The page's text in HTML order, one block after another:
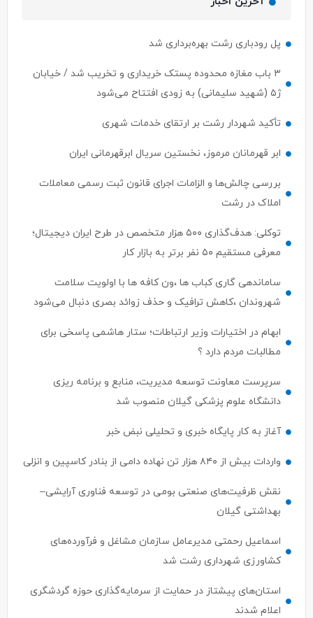
۳ باب مغازه محدوده پستک خریداری و تخریب شد / خیابان
تأکید شهردار رشت بر ارتقای خدمات شهری
ابر قهرمانان مرموز، نخستین سریال ابرقهرمانی ایران
بررسی چالش‌ها و الزامات اجرای قانون ثبت رسمی معاملات
معرفی مستقیم ۵۰ نفر برتر به بازار کار
ساماندهی گاری کباب ها ،ون کافه ها با اولویت سلامت
شهروندان ،کاهش ترافیک و حذف زوائد بصری دنبال می‌شود
ابهام در اختیارات وزیر ارتباطات؛ ستار هاشمی پاسخی برای
سرپرست معاونت توسعه مدیریت، منابع و برنامه ریزی
آغاز به کار پایگاه خبری و تحلیلی نبض خبر
واردات بیش از ۸۴۰ هزار تن نهاده دامی از بنادر كاسپین و انزلی
نقش ظرفیت‌های صنعتی بومی در توسعه فناوری آرایشی–
بهداشتی گیلان
اسماعیل رحمتی مدیرعامل سازمان مشاغل و فرآورده‌های
استان‌های پیشتاز در حمایت از سرمایه‌گذاری حوزه گردشگری
ترک جذب سرمایه‌گذار ، ترک فعل محسوب می‌شود